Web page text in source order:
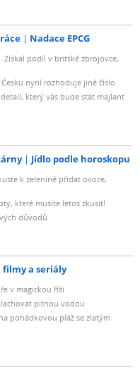
Nadace EPCG
Získal podíl v britské zbrojovce,
nyní rozhoduje jiné číslo
který vás bude stát majlant
Jídlo podle horoskopu
k zelenině přidat ovoce,
které musíte letos zkusit!
důvodů
a seriály
v magickou říši
pitnou vodou
pohádkovou pláž se zlatým